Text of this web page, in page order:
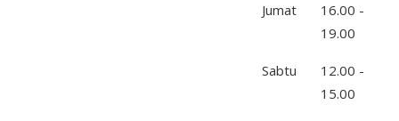
Jumat
16.00 -
19.00
Sabtu
12.00 -
15.00